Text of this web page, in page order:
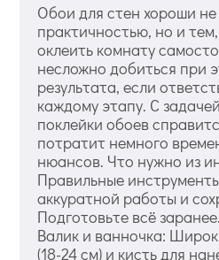
Обои для стен хороши не
практичностью, но и
оклеить комнату
несложно добиться при
результата, если
каждому этапу. С
поклейки обоев
потратит немного
нюансов. Что нужно из
Правильные
аккуратной работы и
Подготовьте всё
Валик и ванночка:
(18-24 см) и кисть для